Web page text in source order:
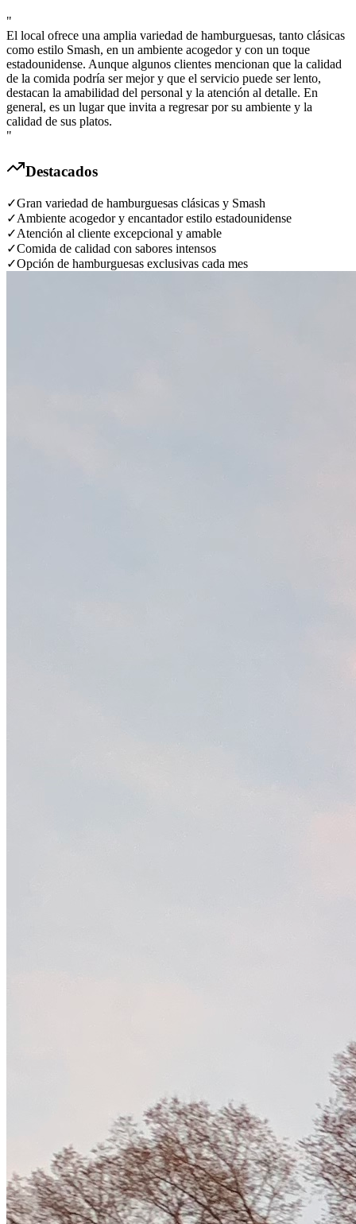
"
El local ofrece una amplia variedad de hamburguesas, tanto clásicas
como estilo Smash, en un ambiente acogedor y con un toque
estadounidense. Aunque algunos clientes mencionan que la calidad
de la comida podría ser mejor y que el servicio puede ser lento,
destacan la amabilidad del personal y la atención al detalle. En
general, es un lugar que invita a regresar por su ambiente y la
calidad de sus platos.
"
Destacados
✓Gran variedad de hamburguesas clásicas y Smash
✓Ambiente acogedor y encantador estilo estadounidense
✓Atención al cliente excepcional y amable
✓Comida de calidad con sabores intensos
✓Opción de hamburguesas exclusivas cada mes